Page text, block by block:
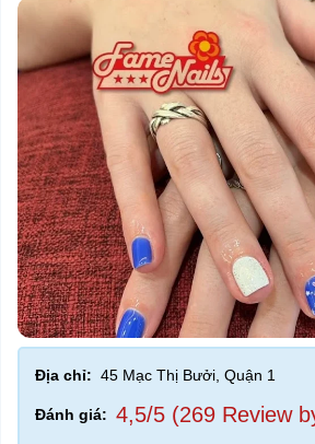
Địa chỉ: 45 Mạc Thị Bưởi, Quận 1
Đánh giá: 4,5/5 (269 Review